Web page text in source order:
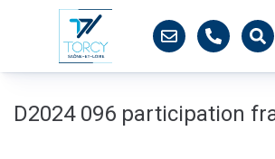
D2024 096 participation